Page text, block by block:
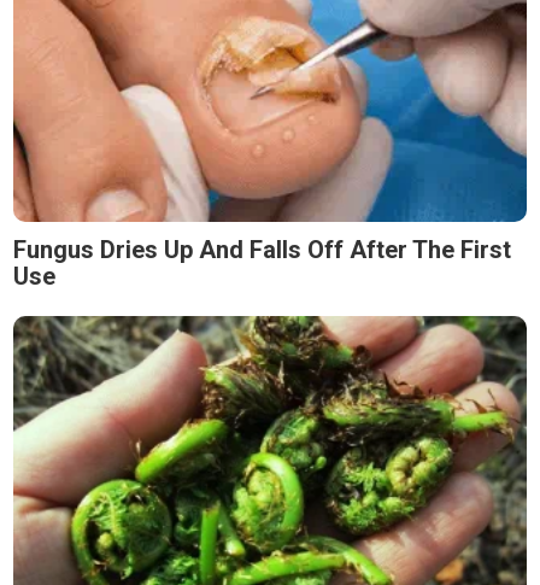
Fungus Dries Up And Falls Off After The First
Use